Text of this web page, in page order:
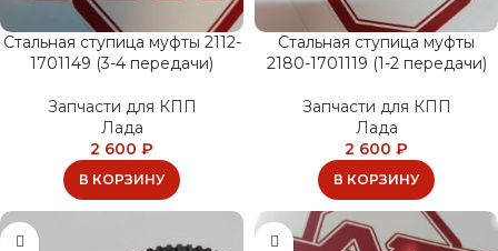
Стальная ступица муфты 2112-
1701149 (3-4 передачи)
Запчасти для КПП
Лада
2 600 ₽
В КОРЗИНУ
Стальная ступица муфты
2180-1701119 (1-2 передачи)
Запчасти для КПП
Лада
2 600 ₽
В КОРЗИНУ